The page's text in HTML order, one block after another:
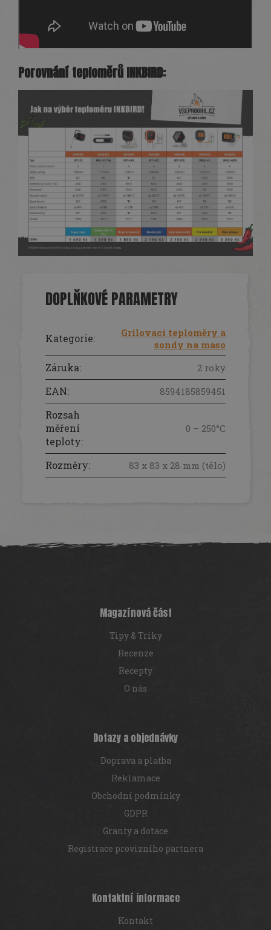
Porovnání teploměrůINKBIRD:
DOPLŇKOVÉ PARAMETRY
Kategorie:
Grilovací teploměry a
sondy na maso
Záruka: 2 roky
EAN: 8594185859451
Rozsah
měření
teploty:
0 – 250°C
Rozměry: 83 x 83 x 28 mm (tělo)
á
Magazínová část
Tipy & Triky
Recenze
Recepty
O nás
Dotazy a objednávky
Doprava a platba
Reklamace
Obchodní podmínky
GDPR
Granty a dotace
Registrace provizního partnera
Kontaktní informace
Kontakt